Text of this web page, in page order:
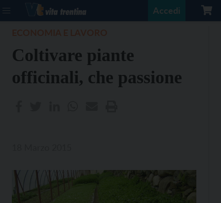
Accedi
Coltivare piante
officinali, che passione